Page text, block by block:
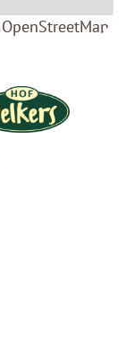
OpenStreetMap
OpenStreetMap